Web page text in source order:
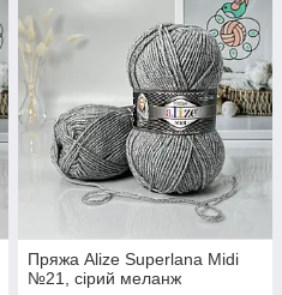
Пряжа Alize Superlana Midi
№21, сірий меланж